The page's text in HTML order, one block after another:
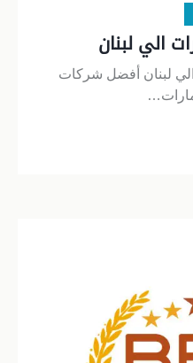
الي لبنان
لبنان أفضل شركات